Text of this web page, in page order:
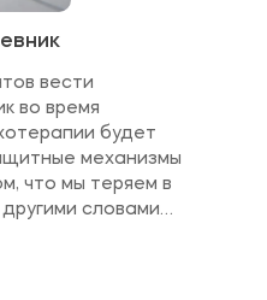
вести
во время
будет
механизмы
что мы теряем в
словами
Потому что они